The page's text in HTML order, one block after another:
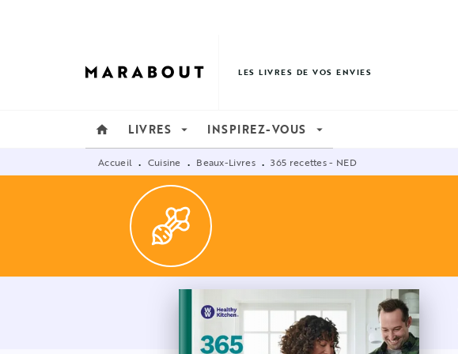
LES LIVRES DE VOS ENVIES
home LIVRES arrow_drop_down INSPIREZ-VOUS arrow_drop_down
Accueil • Cuisine • Beaux-Livres • 365 recettes - NED